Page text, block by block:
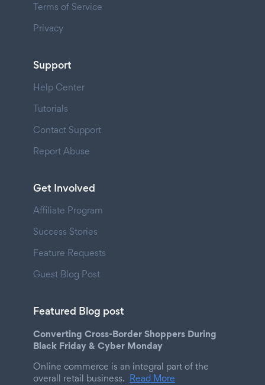
Terms of Service
Privacy
Support
Help Center
Tutorials
Contact Support
Report Abuse
Get Involved
Affiliate Program
Success Stories
Feature Requests
Guest Blog Post
Featured Blog post
Converting Cross-Border Shoppers During
Black Friday & Cyber Monday
Online commerce is an integral part of the
overall retail business. Read More